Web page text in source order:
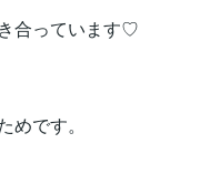
合っています♡
です。